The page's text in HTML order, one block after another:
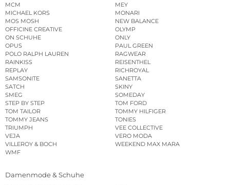
MCM
MEY
MICHAEL KORS
MONARI
MOS MOSH
NEW BALANCE
OFFICINE CREATIVE
OLYMP
ON SCHUHE
ONLY
OPUS
PAUL GREEN
POLO RALPH LAUREN
RAGWEAR
RAINKISS
REISENTHEL
REPLAY
RICHROYAL
SAMSONITE
SANETTA
SATCH
SKINY
SMEG
SOMEDAY
STEP BY STEP
TOM FORD
TOM TAILOR
TOMMY HILFIGER
TOMMY JEANS
TONIES
TRIUMPH
VEE COLLECTIVE
VEJA
VERO MODA
VILLEROY & BOCH
WEEKEND MAX MARA
WMF
Damenmode & Schuhe